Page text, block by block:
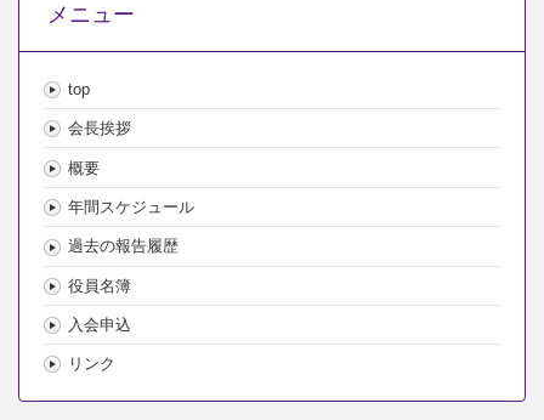
メニュー
top
会長挨拶
概要
年間スケジュール
過去の報告履歴
役員名簿
入会申込
リンク